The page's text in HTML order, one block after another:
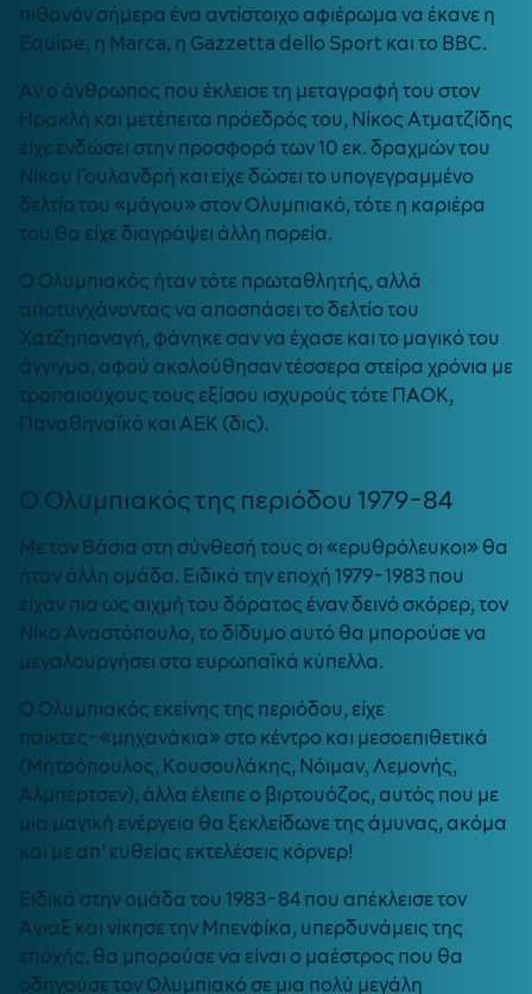
πιθανόν σήμερα ένα αντίστοιχο αφιέρωμα να έκανε η
Equipe, η Marca, η Gazzetta dello Sport και το BBC.
Αν ο άνθρωπος που έκλεισε τη μεταγραφή του στον
Ηρακλή και μετέπειτα πρόεδρός του, Νίκος Ατματζίδης
είχε ενδώσει στην προσφορά των 10 εκ. δραχμών του
Νίκου Γουλανδρή και είχε δώσει το υπογεγραμμένο
δελτίο του «μάγου» στον Ολυμπιακό, τότε η καριέρα
του θα είχε διαγράψει άλλη πορεία.
Ο Ολυμπιακός ήταν τότε πρωταθλητής, αλλά
αποτυγχάνοντας να αποσπάσει το δελτίο του
Χατζηπαναγή, φάνηκε σαν να έχασε και το μαγικό του
άγγιγμα, αφού ακολούθησαν τέσσερα στείρα χρόνια με
τροπαιούχους τους εξίσου ισχυρούς τότε ΠΑΟΚ,
Παναθηναϊκό και ΑΕΚ (δις).
Ο Ολυμπιακός της περιόδου 1979-84
Με τον Βάσια στη σύνθεσή τους οι «ερυθρόλευκοι» θα
ήταν άλλη ομάδα. Ειδικά την εποχή 1979-1983 που
είχαν πια ως αιχμή του δόρατος έναν δεινό σκόρερ, τον
Νίκο Αναστόπουλο, το δίδυμο αυτό θα μπορούσε να
μεγαλουργήσει στα ευρωπαϊκά κύπελλα.
Ο Ολυμπιακός εκείνης της περιόδου, είχε
παίκτες-«μηχανάκια» στο κέντρο και μεσοεπιθετικά
(Μητρόπουλος, Κουσουλάκης, Νόιμαν, Λεμονής,
Άλμπερτσεν), άλλα έλειπε ο βιρτουόζος, αυτός που με
μια μαγική ενέργεια θα ξεκλείδωνε της άμυνας, ακόμα
και με απ’ ευθείας εκτελέσεις κόρνερ!
Ειδικά στην ομάδα του 1983-84 που απέκλεισε τον
Άγιαξ και νίκησε την Μπενφίκα, υπερδυνάμεις της
εποχής, θα μπορούσε να είναι ο μαέστρος που θα
οδηγούσε τον Ολυμπιακό σε μια πολύ μεγάλη